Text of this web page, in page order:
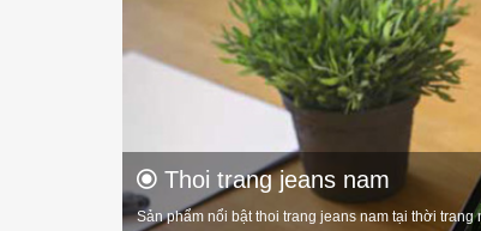
Thoi trang jeans nam
Sản phẩm nổi bật thoi trang jeans nam tại thời